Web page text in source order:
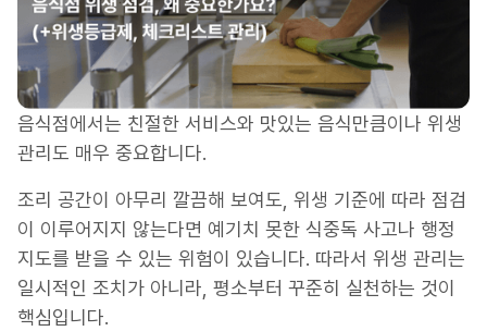
음식점에서는 친절한 서비스와 맛있는 음식만큼이나 위생
관리도 매우 중요합니다.
조리 공간이 아무리 깔끔해 보여도, 위생 기준에 따라 점검
이 이루어지지 않는다면 예기치 못한 식중독 사고나 행정
지도를 받을 수 있는 위험이 있습니다. 따라서 위생 관리는
일시적인 조치가 아니라, 평소부터 꾸준히 실천하는 것이
핵심입니다.